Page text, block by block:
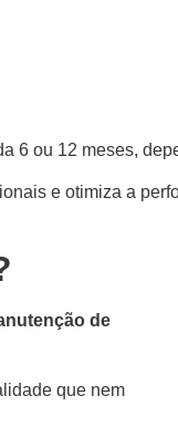
6 ou 12 meses,
e otimiza a
de
que nem